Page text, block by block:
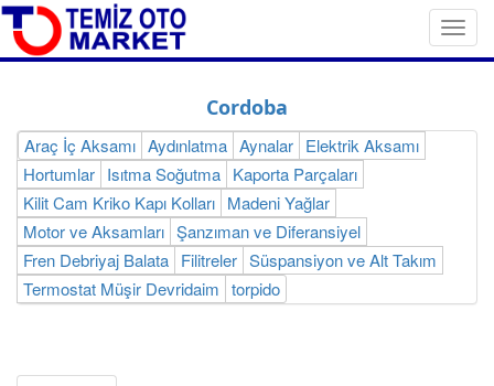
Cordoba
Araç İç Aksamı Aydınlatma Aynalar Elektrik Aksamı
Hortumlar Isıtma Soğutma Kaporta Parçaları
Kilit Cam Kriko Kapı Kolları Madeni Yağlar
Motor ve Aksamları Şanzıman ve Diferansiyel
Fren Debriyaj Balata Filitreler Süspansiyon ve Alt Takım
Termostat Müşir Devridaim torpido